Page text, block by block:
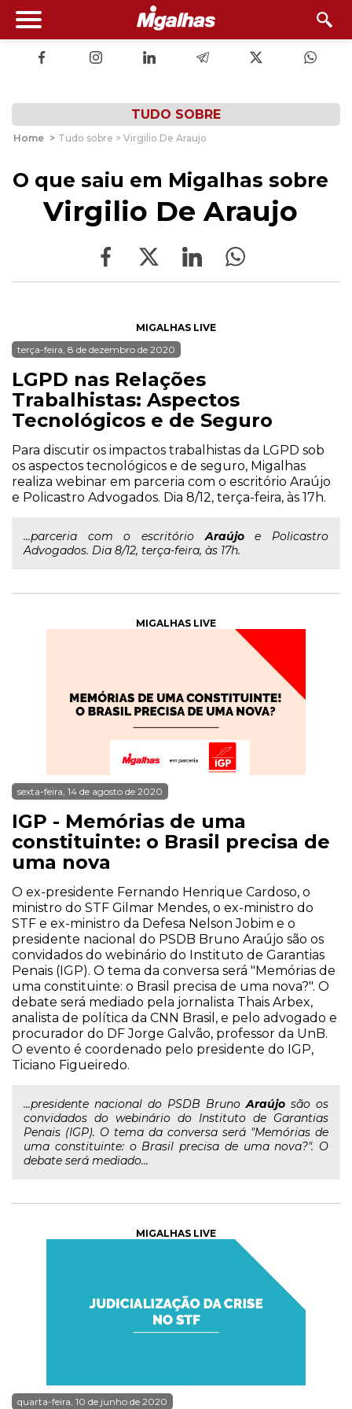
TUDO SOBRE
Home > Tudo sobre > Virgilio De Araujo
O que saiu em Migalhas sobre
Virgilio De Araujo
MIGALHAS LIVE
terça-feira, 8 de dezembro de 2020
LGPD nas Relações
Trabalhistas: Aspectos
Tecnológicos e de Seguro
Para discutir os impactos trabalhistas da LGPD sob
os aspectos tecnológicos e de seguro, Migalhas
realiza webinar em parceria com o escritório Araújo
e Policastro Advogados. Dia 8/12, terça-feira, às 17h.
...parceria com o escritórioAraújoe Policastro
Advogados. Dia 8/12, terça-feira, às 17h.
MIGALHAS LIVE
sexta-feira, 14 de agosto de 2020
IGP - Memórias de uma
constituinte: o Brasil precisa de
uma nova
O ex-presidente Fernando Henrique Cardoso, o
ministro do STF Gilmar Mendes, o ex-ministro do
STF e ex-ministro da Defesa Nelson Jobim e o
presidente nacional do PSDB Bruno Araújo são os
convidados do webinário do Instituto de Garantias
Penais (IGP). O tema da conversa será "Memórias de
uma constituinte: o Brasil precisa de uma nova?". O
debate será mediado pela jornalista Thais Arbex,
analista de política da CNN Brasil, e pelo advogado e
procurador do DF Jorge Galvão, professor da UnB.
O evento é coordenado pelo presidente do IGP,
Ticiano Figueiredo.
...presidente nacional do PSDB BrunoAraújo são os
convidados do webinário do Instituto de Garantias
Penais (IGP). O tema da conversa será "Memórias de
uma constituinte: o Brasil precisa de uma nova?". O
debate será mediado...
MIGALHAS LIVE
quarta-feira, 10 de junho de 2020